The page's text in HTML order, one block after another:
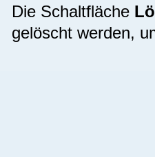
Die Schaltfläche
gelöscht werden,